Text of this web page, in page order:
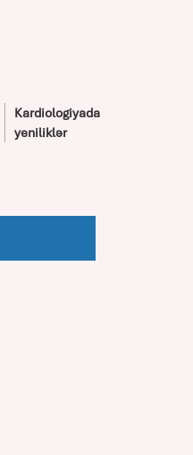
Kardiologiyada
yeniliklər